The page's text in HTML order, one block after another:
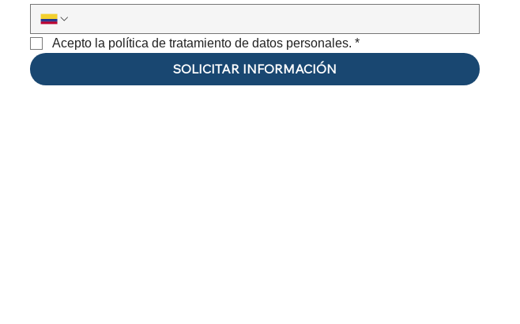
Acepto la política de tratamiento de datos personales. *
SOLICITAR INFORMACIÓN